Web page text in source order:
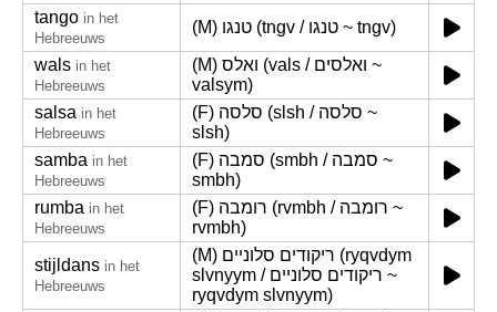
tango in het
Hebreeuws
(M) טנגו (tngv / טנגו ~ tngv)
wals in het
Hebreeuws
(M) ואלס (vals / ואלסים ~
valsym)
salsa in het
Hebreeuws
(F) סלסה (slsh / סלסה ~
slsh)
samba in het
Hebreeuws
(F) סמבה (smbh / סמבה ~
smbh)
rumba in het
Hebreeuws
(F) רומבה (rvmbh / רומבה ~
rvmbh)
stijldans in het
Hebreeuws
(M) ריקודים סלוניים (ryqvdym
slvnyym / ריקודים סלוניים ~
ryqvdym slvnyym)